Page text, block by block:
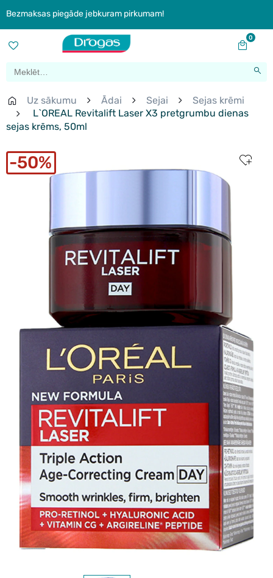
Bezmaksas piegāde jebkuram pirkumam!
0
Uz sākumu Ādai Sejai
Sejas krēmi
L`OREAL Revitalift Laser X3 pretgrumbu dienas
sejas krēms, 50ml
50%